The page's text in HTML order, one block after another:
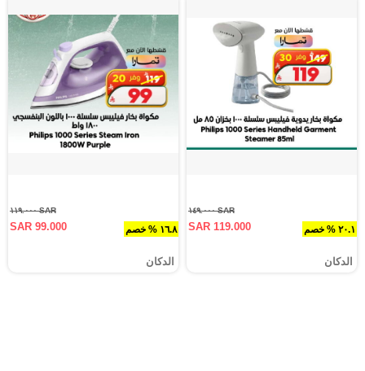
٢٠.١ % خصم
SAR ١٤٩.٠٠٠
SAR 119.000
الدكان
١٦.٨ % خصم
SAR ١١٩.٠٠٠
SAR 99.000
الدكان